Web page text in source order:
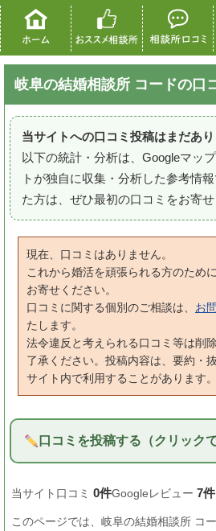
岐阜の結婚相談所 コードの口
当サイトへの口コミ投稿はまだあり
以下の統計・分析は、Googleマッ
トが独自に収集・分析した参考情
た方は、ぜひ最初の口コミをお寄せ
現在、口コミはありません。
これから婚活を頑張られる方のため
お寄せください。
口コミに関する個別のご相談は、 お
たします。
法令違反と考えられる口コミ等は削
了承ください。投稿内容は、要約・
サイト内で利用することがあります。
口コミを投稿する（クリック
当サイト口コミ 0件Googleレビュー 7件
このページでは、岐阜の結婚相談所 コ